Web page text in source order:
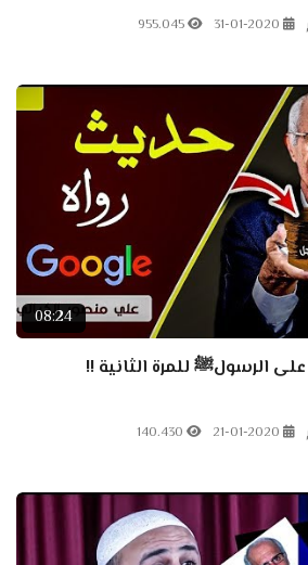
31-01-2020
955.045
08:24
الرسولﷺ للمرة الثانية !!
21-01-2020
140.430